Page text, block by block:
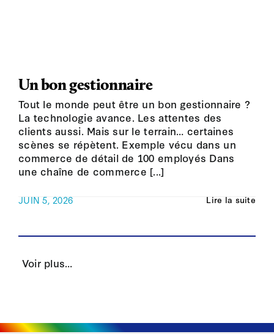
Un bon gestionnaire
JUIN 5, 2026
Tout le monde peut être un bon gestionnaire ?
La technologie avance. Les attentes des
clients aussi. Mais sur le terrain… certaines
scènes se répètent. Exemple vécu dans un
commerce de détail de 100 employés Dans
une chaîne de commerce [...]
Lire la suite
Voir plus…